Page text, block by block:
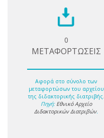
0
ΜΕΤΑΦΟΡΤΩΣΕΙΣ
Αφορά στο σύνολο των
μεταφορτώσων του αρχείου
της διδακτορικής διατριβής.
Πηγή: Εθνικό Αρχείο
Διδακτορικών Διατριβών.